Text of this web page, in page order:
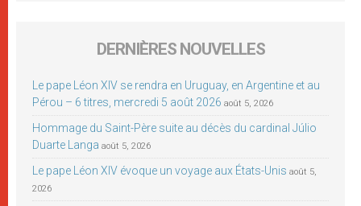
DERNIÈRES NOUVELLES
Le pape Léon XIV se rendra en Uruguay, en Argentine et au
Pérou – 6 titres, mercredi 5 août 2026 août 5, 2026
Hommage du Saint-Père suite au décès du cardinal Júlio
Duarte Langa août 5, 2026
Le pape Léon XIV évoque un voyage aux États-Unis août 5,
2026